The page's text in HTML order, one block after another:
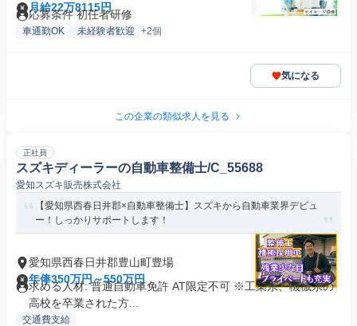
月給22万8115円
応募条件 初任者研修
車通勤OK 未経験者歓迎 +2個
気になる
この企業の類似求人を見る
正社員
スズキディーラーの自動車整備士/C_55688
愛知スズキ販売株式会社
【愛知県西春日井郡×自動車整備士】スズキから自動車業界デビュ
ー！しっかりサポートします！
愛知県西春日井郡豊山町豊場
年俸350万円～550万円
求める人材: 普通自動車免許 AT限定不可 ※工業系、機械系の
高校を卒業された方...
交通費支給